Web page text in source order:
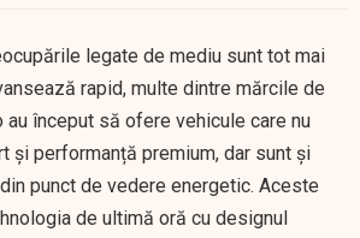
legate de mediu sunt tot mai
rapid, multe dintre mărcile de
au început să ofere vehicule care nu
și performanță premium, dar sunt și
punct de vedere energetic. Aceste
de ultimă oră cu designul